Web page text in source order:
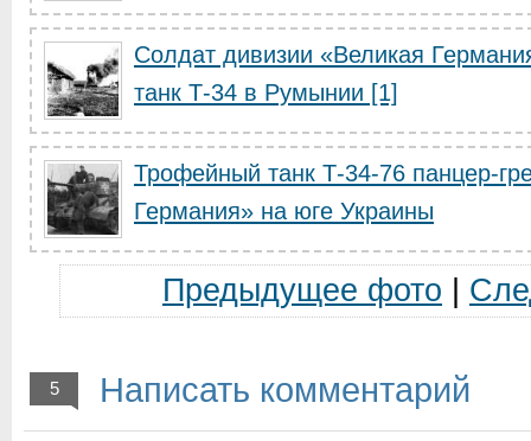
Солдат дивизии «Великая
танк Т-34 в Румынии [1]
Трофейный танк Т-34-76 панцер-
Германия» на юге Украины
Предыдущее фото
5 Написать комментарий